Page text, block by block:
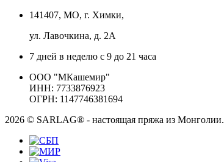
141407, МО, г. Химки,
ул. Лавочкина, д. 2А
7 дней в неделю с 9 до 21 часа
ООО "МКашемир"
ИНН: 7733876923
ОГРН: 1147746381694
2026 © SARLAG® - настоящая пряжа из Монголии.